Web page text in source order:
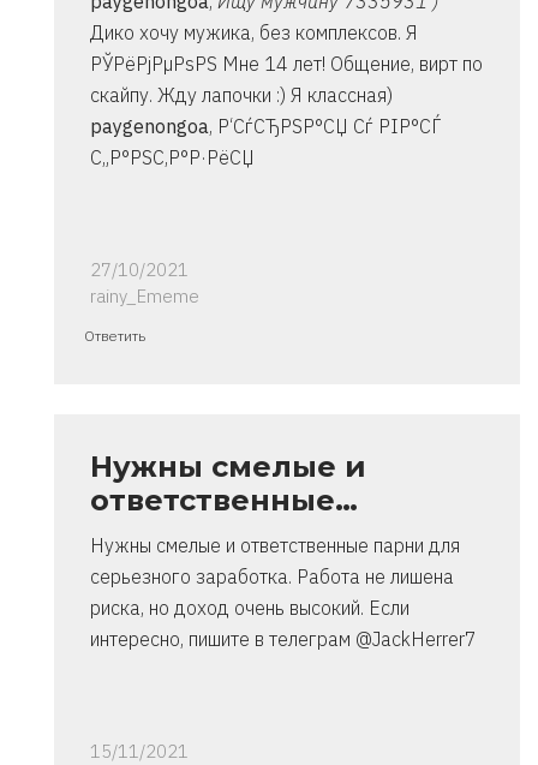
Владимир
Дико хочу мужика, без комплексов. Я
РЎРёРјРµРѕРЅ Мне 14 лет! Общение, вирт по
скайпу. Жду лапочки :) Я классная)
paygenongoa, Р‘СѓСЂРЅР°СЏ Сѓ РІР°СЃ
С„Р°РЅС‚Р°Р·РёСЏ
27/10/2021
rainy_Ememe
Ответ
очень
от
Ответить
Нужны смелые и
ответственные…
Нужны смелые и ответственные парни для
серьезного заработка. Работа не лишена
риска, но доход очень высокий. Если
интересно, пишите в телеграм @JackHerrer7
15/11/2021